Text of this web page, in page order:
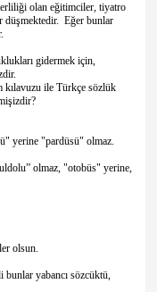
olan eğitimciler, tiyatro
düşmektedir. Eğer bunlar
gidermek için,
kılavuzu ile Türkçe sözlük
yerine "pardüsü" olmaz.
olmaz, "otobüs" yerine,
olsun.
yabancı sözcüktü,